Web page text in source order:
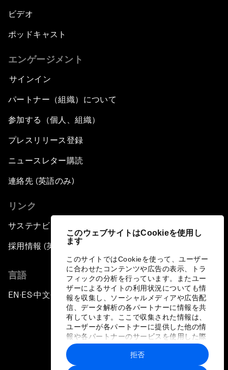
このウェブサイトはCookieを使用し
ます
このサイトではCookieを使って、ユーザー
に合わせたコンテンツや広告の表示、トラ
フィックの分析を行っています。またユー
ザーによるサイトの利用状況についても情
報を収集し、ソーシャルメディアや広告配
信、データ解析の各パートナーに情報を共
有しています。ここで収集された情報は、
ユーザーが各パートナーに提供した他の情
報や各パートナーのサービスを使用した際
に収集された情報と組み合わされ、各パー
トナーによって使用されることがありま
す。
拒否
ビデオ
ポッドキャスト
エンゲージメント
サインイン
パートナー（組織）について
参加する（個人、組織）
プレスリリース登録
ニュースレター購読
連絡先 (英語のみ)
リンク
サステナビリティへの取り組み
採用情報 (英語のみ)
言語
EN ▪ ES▪中文▪ 日本語
プライバシーポリシーと利用規約